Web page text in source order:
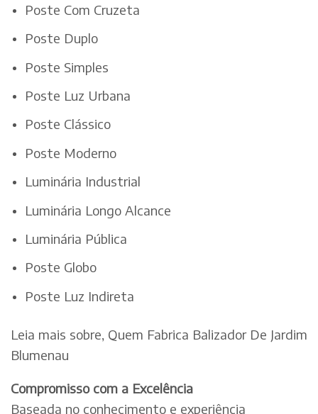
Poste Com Cruzeta
Poste Duplo
Poste Simples
Poste Luz Urbana
Poste Clássico
Poste Moderno
Luminária Industrial
Luminária Longo Alcance
Luminária Pública
Poste Globo
Poste Luz Indireta
Leia mais sobre, Quem Fabrica Balizador De Jardim
Blumenau
Compromisso com a Excelência
Baseada no conhecimento e experiência